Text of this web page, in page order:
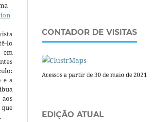
lo
em
e a
CONTADOR DE VISITAS
Acessos a partir de 30 de maio de 2021
EDIÇÃO ATUAL